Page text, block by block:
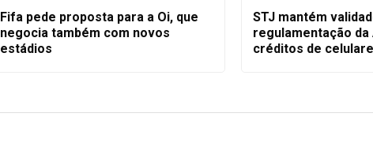
Fifa pede proposta para a Oi, que
negocia também com novos
estádios
STJ mantém
regulamentação
créditos de